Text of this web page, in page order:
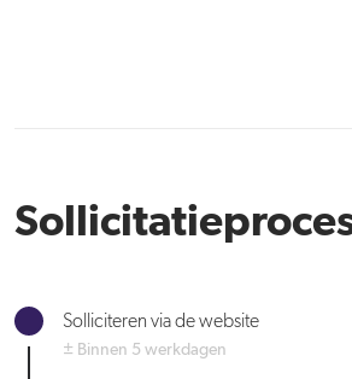
Solliciteren via de website
± Binnen 5 werkdagen